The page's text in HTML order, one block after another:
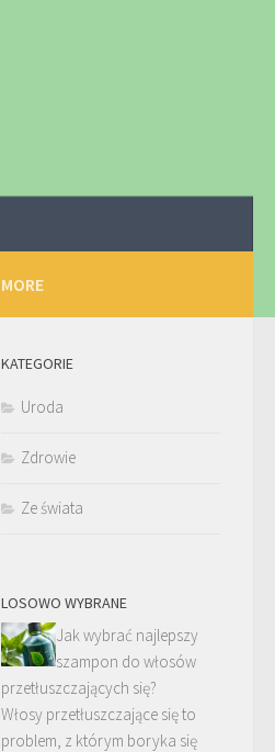
MORE
KATEGORIE
Uroda
Zdrowie
Ze świata
LOSOWO WYBRANE
Jak wybrać najlepszy
szampon do włosów
przetłuszczających się?
Włosy przetłuszczające się to
problem, z którym boryka się